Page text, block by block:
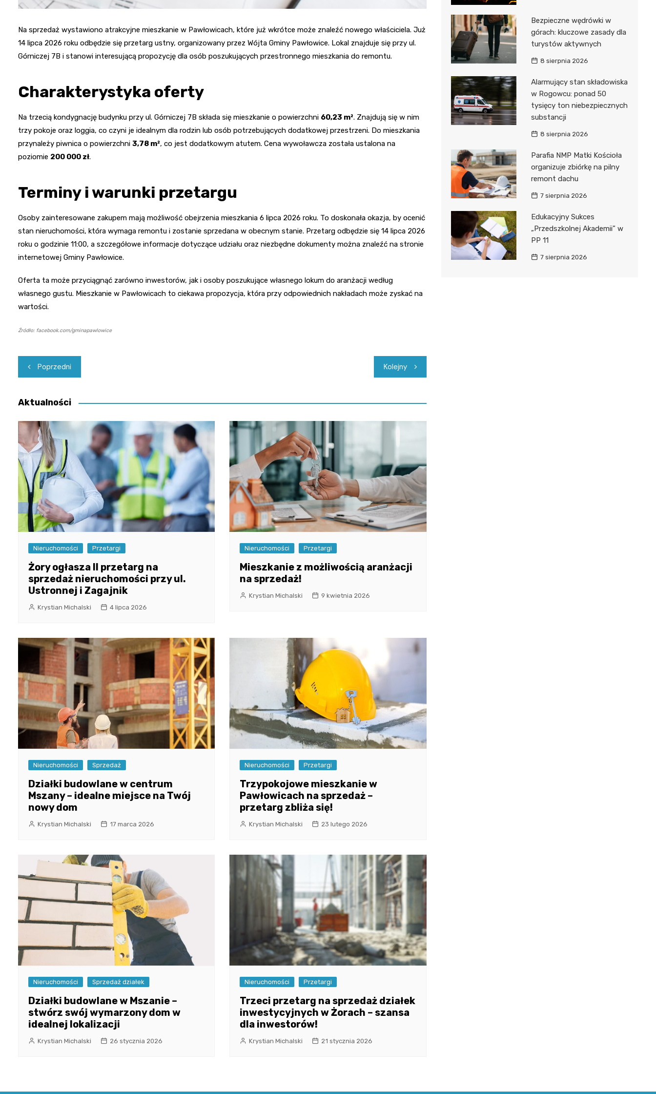
Na sprzedaż wystawiono atrakcyjne mieszkanie w Pawłowicach, które już wkrótce może znaleźć nowego właściciela. Już
14 lipca 2026 roku odbędzie się przetarg ustny, organizowany przez Wójta Gminy Pawłowice. Lokal znajduje się przy ul.
Górniczej 7B i stanowi interesującą propozycję dla osób poszukujących przestronnego mieszkania do remontu.
Charakterystyka oferty
Na trzecią kondygnację budynku przy ul. Górniczej 7B składa się mieszkanie o powierzchni 60,23 m². Znajdują się w nim
trzy pokoje oraz loggia, co czyni je idealnym dla rodzin lub osób potrzebujących dodatkowej przestrzeni. Do mieszkania
przynależy piwnica o powierzchni 3,78 m², co jest dodatkowym atutem. Cena wywoławcza została ustalona na
poziomie 200 000 zł.
Terminy i warunki przetargu
Osoby zainteresowane zakupem mają możliwość obejrzenia mieszkania 6 lipca 2026 roku. To doskonała okazja, by ocenić
stan nieruchomości, która wymaga remontu i zostanie sprzedana w obecnym stanie. Przetarg odbędzie się 14 lipca 2026
roku o godzinie 11:00, a szczegółowe informacje dotyczące udziału oraz niezbędne dokumenty można znaleźć na stronie
internetowej Gminy Pawłowice.
Oferta ta może przyciągnąć zarówno inwestorów, jak i osoby poszukujące własnego lokum do aranżacji według
własnego gustu. Mieszkanie w Pawłowicach to ciekawa propozycja, która przy odpowiednich nakładach może zyskać na
wartości.
Źródło: facebook.com/gminapawlowice
Nawigacja
wpisu
Poprzedni Kolejny
Aktualności
Nieruchomości Przetargi
Żory ogłasza II przetarg na
sprzedaż nieruchomości przy ul.
Ustronnej i Zagajnik
Krystian Michalski 4 lipca 2026
Nieruchomości Przetargi
Mieszkanie z możliwością aranżacji
na sprzedaż!
Krystian Michalski 9 kwietnia 2026
Nieruchomości Sprzedaż
Działki budowlane w centrum
Mszany – idealne miejsce na Twój
nowy dom
Krystian Michalski 17 marca 2026
Nieruchomości Przetargi
Trzypokojowe mieszkanie w
Pawłowicach na sprzedaż –
przetarg zbliża się!
Krystian Michalski 23 lutego 2026
Nieruchomości Sprzedaż działek
Działki budowlane w Mszanie –
stwórz swój wymarzony dom w
idealnej lokalizacji
Krystian Michalski 26 stycznia 2026
Nieruchomości Przetargi
Trzeci przetarg na sprzedaż działek
inwestycyjnych w Żorach – szansa
dla inwestorów!
Krystian Michalski 21 stycznia 2026
Bezpieczne wędrówki w
górach: kluczowe zasady dla
turystów aktywnych
8 sierpnia 2026
Alarmujący stan składowiska
w Rogowcu: ponad 50
tysięcy ton niebezpiecznych
substancji
8 sierpnia 2026
Parafia NMP Matki Kościoła
organizuje zbiórkę na pilny
remont dachu
7 sierpnia 2026
Edukacyjny Sukces
„Przedszkolnej Akademii” w
PP 11
7 sierpnia 2026